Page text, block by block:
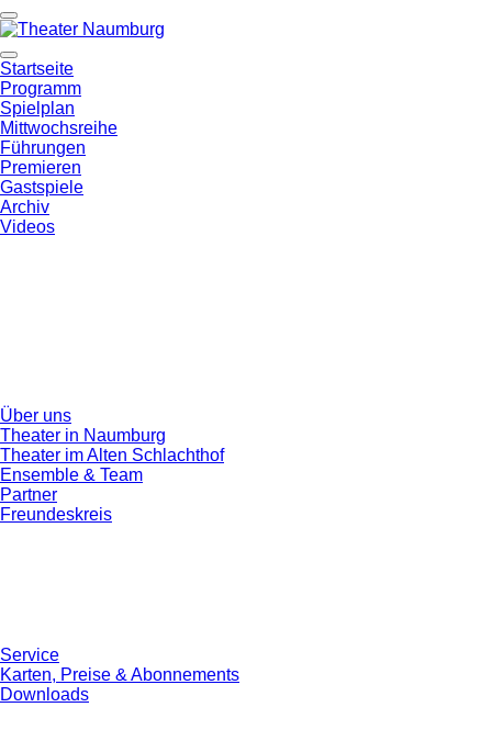
Startseite
Programm
Spielplan
Mittwochsreihe
Führungen
Premieren
Gastspiele
Archiv
Videos
Über uns
Theater in Naumburg
Theater im Alten Schlachthof
Ensemble & Team
Partner
Freundeskreis
Service
Karten, Preise & Abonnements
Downloads